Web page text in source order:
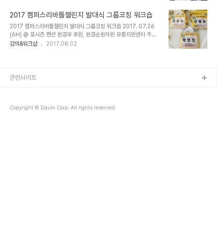
코치님께 선물을 주었다. “김상임코치는 00다.” 다양한 내용이 있었
는데, 그 중에 경락마사지가 눈에 띈다. “김상임 코치는 경락마사지다.
왜냐하면 아프지만 시원하기 때문이다.”
2017 캠퍼스리바틀챌린지 발대식 그룹코칭 워크숍
2017 캠퍼스리바틀챌린지 발대식 그룹코칭 워크숍 2017. 07.26
(6H) @ 포시즌 팬션 환경부 후원, 환경순환자원 유통지원센터 주관,
플랜미 비앤씨 기획.'2017 캠퍼스 리바틀 챌린지'발대식 캠프에서 블
오늘은 처음 만난 참여자들이 그룹코칭워크샵을 통해 팀을 만든다. 빈
표를 위해 자발적으로 행동할 수 있도..
강의&워크샵 2017.08.02
Copyright © Daum Corp. All rights reserved.
관련사이트